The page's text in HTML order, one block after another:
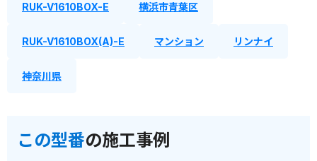
RUK-V1610BOX-E 横浜市青葉区
RUK-V1610BOX(A)-E マンション リンナイ
神奈川県
この型番の施工事例